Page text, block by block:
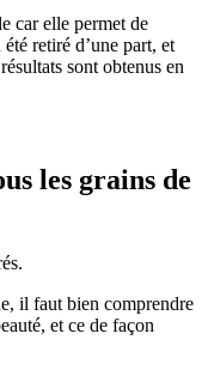
car elle permet de
retiré d’une part, et
sont obtenus en
les grains de
il faut bien comprendre
et ce de façon